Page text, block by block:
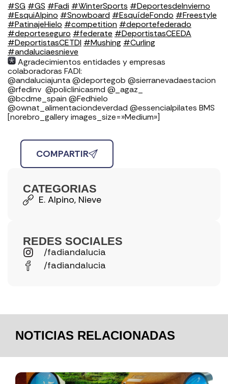
#SG #GS #Fadi #WinterSports #DeportesdeInvierno
#EsquiAlpino #Snowboard #EsquídeFondo #Freestyle
#PatinajeHielo #competition #deportefederado
#deporteseguro #federate #DeportistasCEEDA
#DeportistasCETDI #Mushing #Curling
#andaluciaesnieve
Agradecimientos entidades y empresas
colaboradoras FADI: ⁣⁣⁣⁣⁣⁣⁣⁣⁣⁣⁣⁣⁣⁣⁣⁣⁣⁣
⁣⁣⁣⁣@andaluciajunta @deportegob ⁣⁣⁣@sierranevadaestacion
@rfedinv ⁣⁣⁣⁣⁣⁣⁣⁣⁣⁣⁣⁣⁣⁣⁣⁣⁣ @policlinicasmd @_agaz_
@bcdme_spain @Fedhielo
@ownat_alimentaciondeverdad @essencialpilates BMS
[norebro_gallery images_size=»Medium»]
COMPARTIR
CATEGORIAS
E. Alpino, Nieve
REDES SOCIALES
/fadiandalucia
/fadiandalucia
NOTICIAS RELACIONADAS